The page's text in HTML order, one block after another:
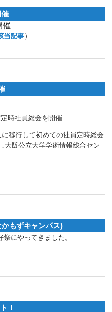
催
催
当記事）
時社員総会を開催
移行して初めての社員定時総会
大阪公立大学学術情報総合セン
もずキャンパス)
にやってきました。
！